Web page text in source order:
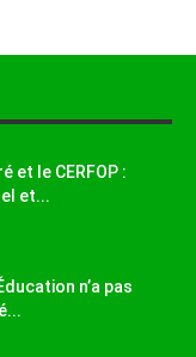
et le CERFOP :
et...
n’a pas